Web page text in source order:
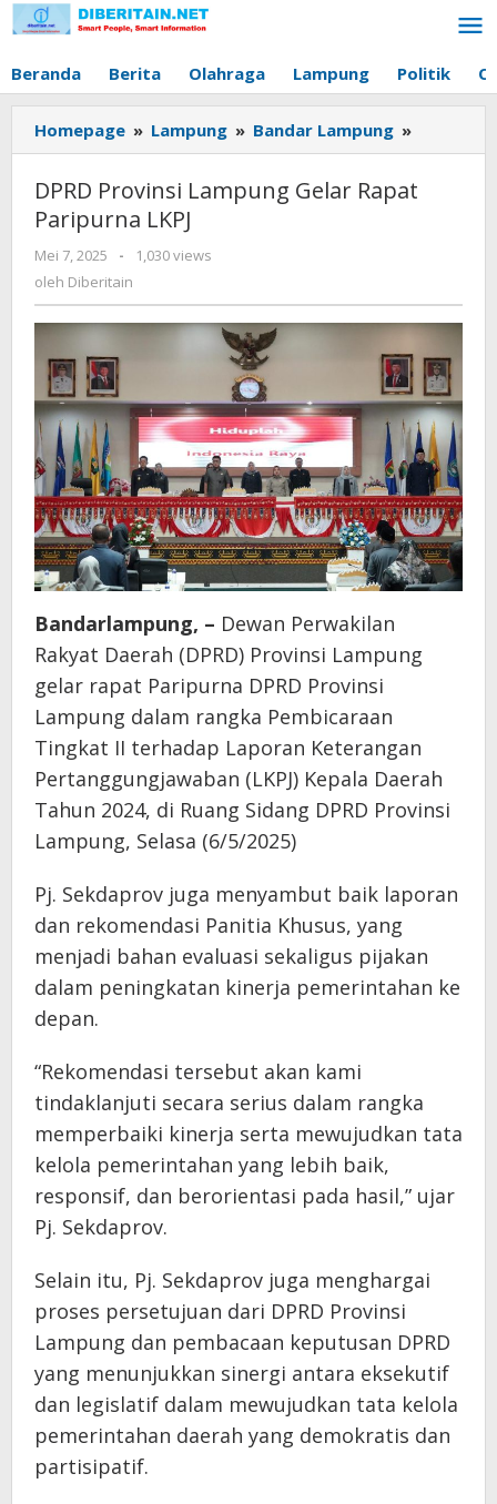
Lewati
ke
Beranda Berita Olahraga Lampung Politik
Homepage » Lampung » Bandar Lampung »
Provinsi
Gelar
DPRD Provinsi Lampung Gelar Rapat
Paripurna LKPJ
Mei 7, 2025
oleh
Diberitain
-
1,030 views
oleh Diberitain
Bandarlampung, – Dewan Perwakilan
Rakyat Daerah (DPRD) Provinsi Lampung
gelar rapat Paripurna DPRD Provinsi
Lampung dalam rangka Pembicaraan
Tingkat II terhadap Laporan Keterangan
Pertanggungjawaban (LKPJ) Kepala Daerah
Tahun 2024, di Ruang Sidang DPRD Provinsi
Lampung, Selasa (6/5/2025)
Pj. Sekdaprov juga menyambut baik laporan
dan rekomendasi Panitia Khusus, yang
menjadi bahan evaluasi sekaligus pijakan
dalam peningkatan kinerja pemerintahan ke
depan.
“Rekomendasi tersebut akan kami
tindaklanjuti secara serius dalam rangka
memperbaiki kinerja serta mewujudkan tata
kelola pemerintahan yang lebih baik,
responsif, dan berorientasi pada hasil,” ujar
Pj. Sekdaprov.
Selain itu, Pj. Sekdaprov juga menghargai
proses persetujuan dari DPRD Provinsi
Lampung dan pembacaan keputusan DPRD
yang menunjukkan sinergi antara eksekutif
dan legislatif dalam mewujudkan tata kelola
pemerintahan daerah yang demokratis dan
partisipatif.